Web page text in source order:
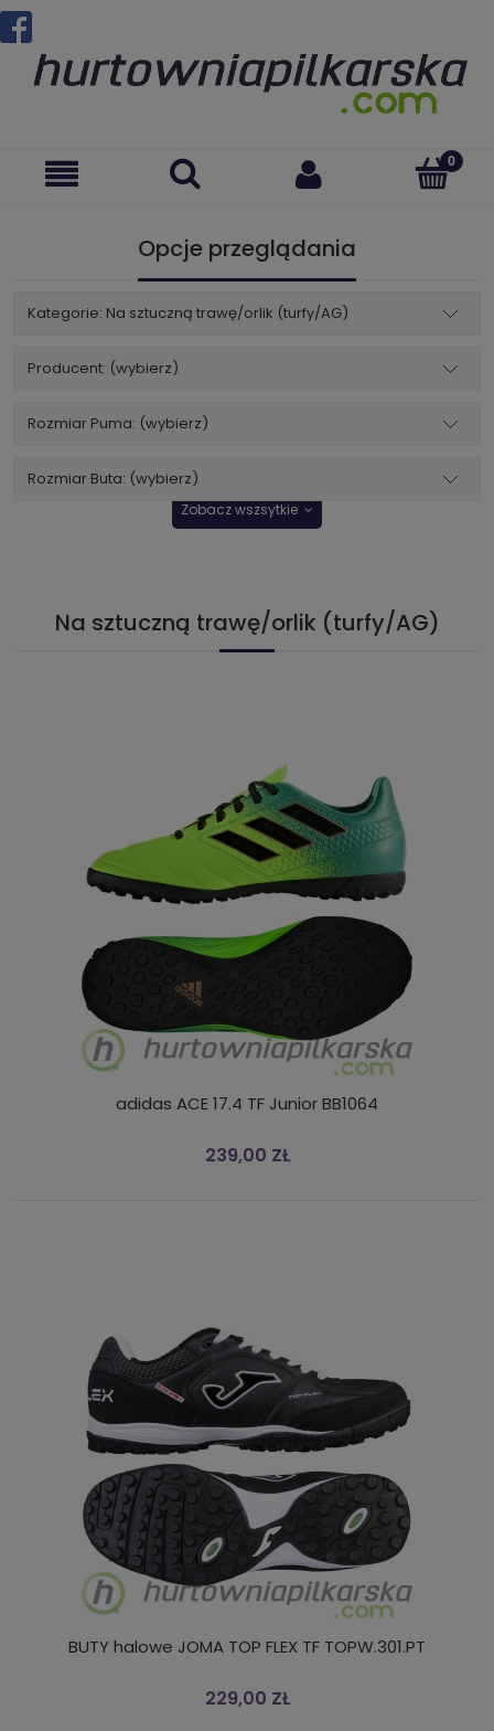
Opcje przeglądania
Kategorie: Na sztuczną trawę/orlik (turfy/AG)
Producent: (wybierz)
Rozmiar Puma: (wybierz)
Rozmiar Buta: (wybierz)
Zobacz wszsytkie
Na sztuczną trawę/orlik (turfy/AG)
adidas ACE 17.4 TF Junior BB1064
239,00 ZŁ
BUTY halowe JOMA TOP FLEX TF TOPW.301.PT
229,00 ZŁ